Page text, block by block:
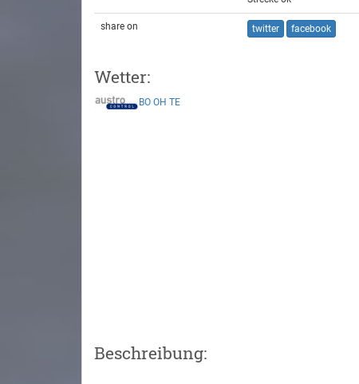
share on twitter facebook
Wetter:
BO OH TE
Beschreibung: